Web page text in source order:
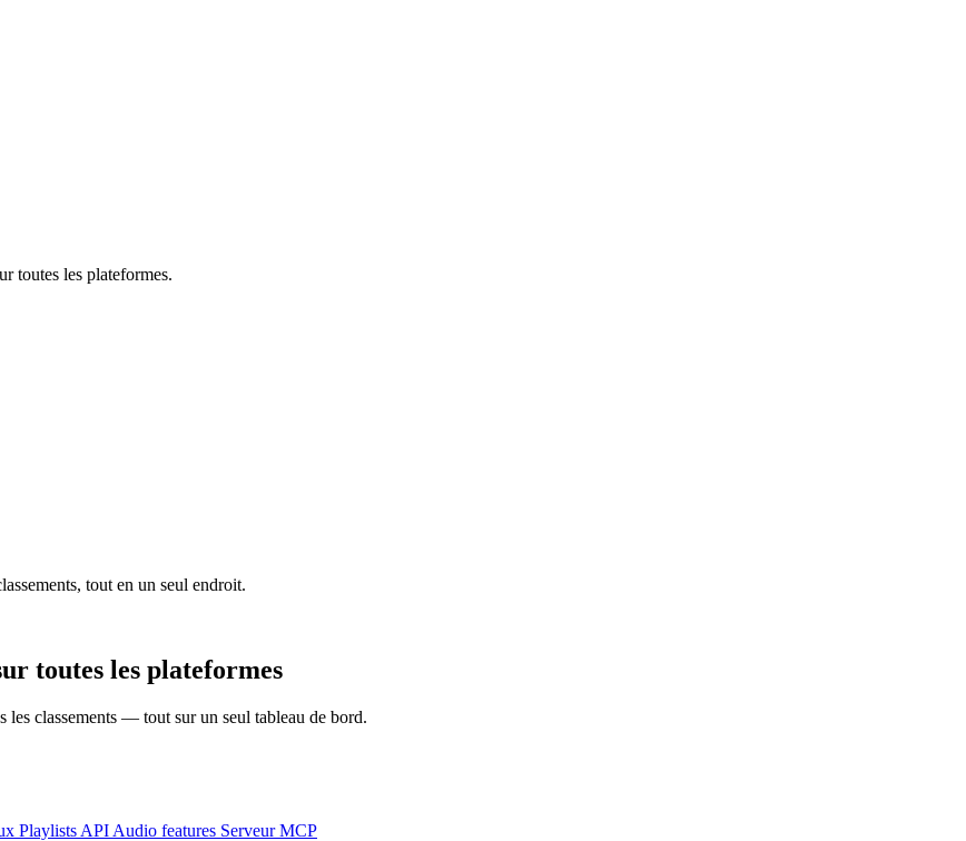
toutes les plateformes.
tout en un seul endroit.
toutes les plateformes
les classements — tout sur un seul tableau de bord.
Playlists API Audio features Serveur MCP